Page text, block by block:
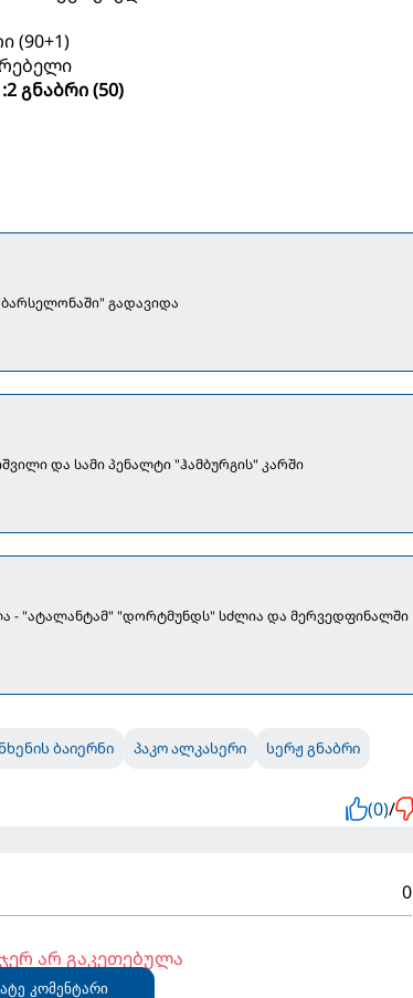
(90+1)
გნაბრი (50)
გადავიდა
და სამი პენალტი "ჰამბურგის" კარში
- "ატალანტამ" "დორტმუნდს" სძლია და მერვედფინალში
ბაიერნი პაკო ალკასერი სერჟ გნაბრი
(0)/
0
არ გაკეთებულა
კომენტარი